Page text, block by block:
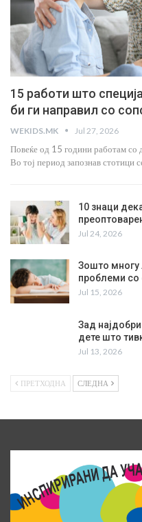
15 работи што
би ги направил со
WEKIDS.MK Jul 27, 2026
Повеќе од 15 години работам со
Во тој период запознав стотици
10 знаци
Jul 24, 2026
Зошто многу
проблеми со
Jul 15, 2026
Зад
дете што
Jul 13, 2026
ПРЕТХОДНА СЛЕДНА